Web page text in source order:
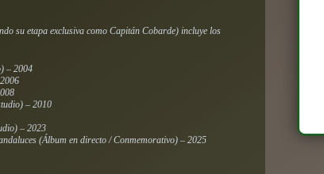
su etapa exclusiva como Capitán Cobarde) incluye los
– 2004
– 2010
– 2023
(Álbum en directo / Conmemorativo) – 2025